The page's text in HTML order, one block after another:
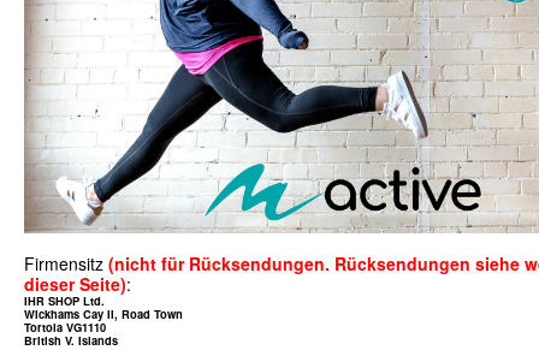
Firmensitz (nicht für Rücksendungen. Rücksendungen siehe
dieser Seite):
IHR SHOP Ltd.
Wickhams Cay II, Road Town
Tortola VG1110
British V. Islands